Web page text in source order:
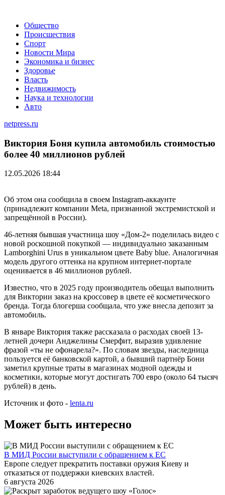
Общество
Происшествия
Спорт
Новости Мира
Экономика и бизнес
Здоровье
Власть
Недвижимость
Наука и технологии
Авто
netpress.ru
Виктория Боня купила автомобиль стоимостью
более 40 миллионов рублей
12.05.2026 18:44
Об этом она сообщила в своем Instagram-аккаунте
(принадлежит компании Meta, признанной экстремистской и
запрещённой в России).
46-летняя бывшая участница шоу «Дом-2» поделилась видео с
новой роскошной покупкой — индивидуально заказанным
Lamborghini Urus в уникальном цвете Baby blue. Аналогичная
модель другого оттенка на крупном интернет-портале
оценивается в 46 миллионов рублей.
Известно, что в 2025 году производитель обещал выполнить
для Виктории заказ на кроссовер в цвете её косметического
бренда. Тогда блогерша сообщала, что уже внесла депозит за
автомобиль.
В январе Виктория также рассказала о расходах своей 13-
летней дочери Анджелины Смерфит, выразив удивление
фразой «ты не офонарела?». По словам звезды, наследница
пользуется её банковской картой, а бывший партнёр Бони
заметил крупные траты в магазинах модной одежды и
косметики, которые могут достигать 700 евро (около 64 тысяч
рублей) в день.
Источник и фото - lenta.ru
Может быть интересно
В МИД России выступили с обращением к ЕС
Европе следует прекратить поставки оружия Киеву и
отказаться от поддержки киевских властей.
6 августа 2026